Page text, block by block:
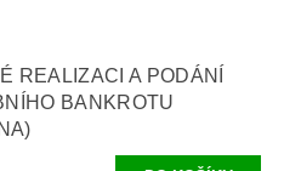
REALIZACI A PODÁNÍ
BANKROTU